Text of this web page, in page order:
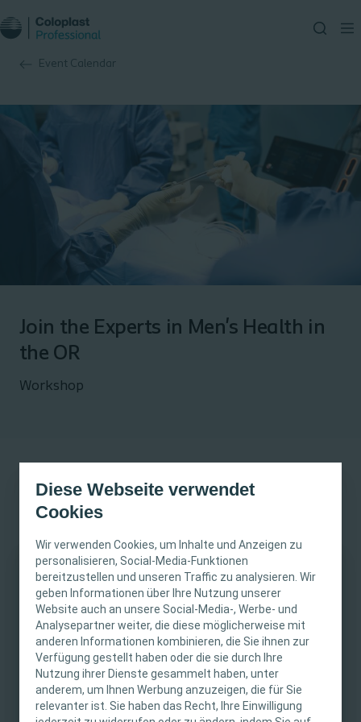
Diese Webseite verwendet
Cookies
Wir verwenden Cookies, um Inhalte und Anzeigen zu
personalisieren, Social-Media-Funktionen
bereitzustellen und unseren Traffic zu analysieren. Wir
geben Informationen über Ihre Nutzung unserer
Website auch an unsere Social-Media-, Werbe- und
Analysepartner weiter, die diese möglicherweise mit
anderen Informationen kombinieren, die Sie ihnen zur
Verfügung gestellt haben oder die sie durch Ihre
Nutzung ihrer Dienste gesammelt haben, unter
anderem, um Ihnen Werbung anzuzeigen, die für Sie
relevanter ist. Sie haben das Recht, Ihre Einwilligung
Event Calendar
WICHTIGER HINWEIS
Diese Website richtet sich nur an medizinische
Fachpersonen. Der Inhalt der Website ist für
fachliche Informations- und Fortbildungszwecke
bestimmt. Coloplast bietet keinen individuellen
medizinischen Rat. Die Verantwortung für die
Join the Experts in Men's Health in
the OR
Workshop
Back to Event Calendar
24. November 2025
November 24 - 25,
2025
Lubeck, Germany
Interventional Urology
Workshop